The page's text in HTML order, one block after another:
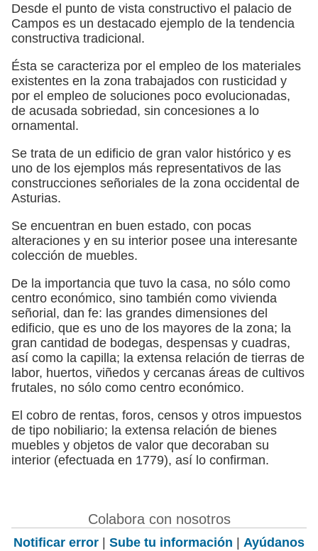
Desde el punto de vista constructivo el palacio de
Campos es un destacado ejemplo de la tendencia
constructiva tradicional.
Ésta se caracteriza por el empleo de los materiales
existentes en la zona trabajados con rusticidad y
por el empleo de soluciones poco evolucionadas,
de acusada sobriedad, sin concesiones a lo
ornamental.
Se trata de un edificio de gran valor histórico y es
uno de los ejemplos más representativos de las
construcciones señoriales de la zona occidental de
Asturias.
Se encuentran en buen estado, con pocas
alteraciones y en su interior posee una interesante
colección de muebles.
De la importancia que tuvo la casa, no sólo como
centro económico, sino también como vivienda
señorial, dan fe: las grandes dimensiones del
edificio, que es uno de los mayores de la zona; la
gran cantidad de bodegas, despensas y cuadras,
así como la capilla; la extensa relación de tierras de
labor, huertos, viñedos y cercanas áreas de cultivos
frutales, no sólo como centro económico.
El cobro de rentas, foros, censos y otros impuestos
de tipo nobiliario; la extensa relación de bienes
muebles y objetos de valor que decoraban su
interior (efectuada en 1779), así lo confirman.
Colabora con nosotros
Notificar error | Sube tu información | Ayúdanos